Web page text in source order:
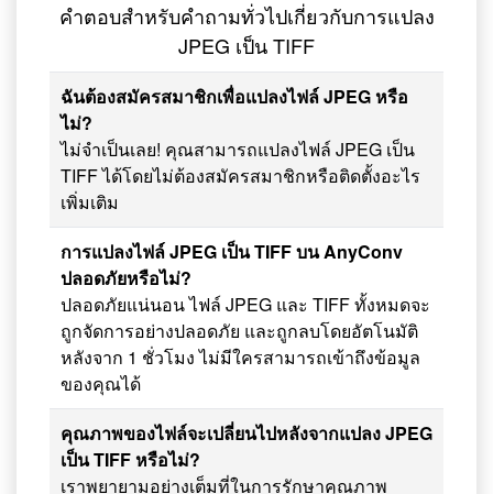
คำตอบสำหรับคำถามทั่วไปเกี่ยวกับการแปลง
JPEG เป็น TIFF
ฉันต้องสมัครสมาชิกเพื่อแปลงไฟล์ JPEG หรือ
ไม่?
ไม่จำเป็นเลย! คุณสามารถแปลงไฟล์ JPEG เป็น
TIFF ได้โดยไม่ต้องสมัครสมาชิกหรือติดตั้งอะไร
เพิ่มเติม
การแปลงไฟล์ JPEG เป็น TIFF บน AnyConv
ปลอดภัยหรือไม่?
ปลอดภัยแน่นอน ไฟล์ JPEG และ TIFF ทั้งหมดจะ
ถูกจัดการอย่างปลอดภัย และถูกลบโดยอัตโนมัติ
หลังจาก 1 ชั่วโมง ไม่มีใครสามารถเข้าถึงข้อมูล
ของคุณได้
คุณภาพของไฟล์จะเปลี่ยนไปหลังจากแปลง JPEG
เป็น TIFF หรือไม่?
เราพยายามอย่างเต็มที่ในการรักษาคุณภาพ